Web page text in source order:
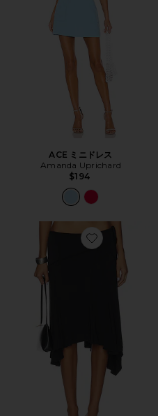
ACE ミニドレス
Amanda Uprichard
$194
Favorite SHARNI